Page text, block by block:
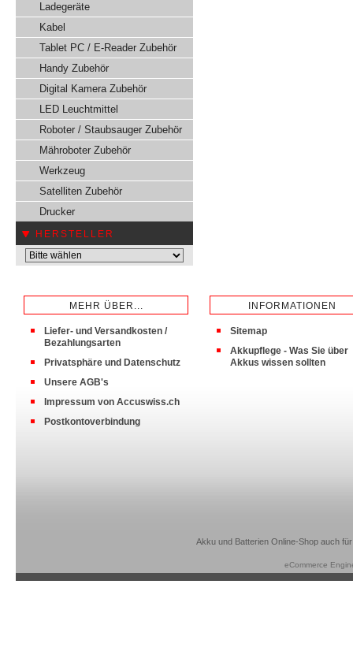
Ladegeräte
Kabel
Tablet PC / E-Reader Zubehör
Handy Zubehör
Digital Kamera Zubehör
LED Leuchtmittel
Roboter / Staubsauger Zubehör
Mähroboter Zubehör
Werkzeug
Satelliten Zubehör
Drucker
HERSTELLER
MEHR ÜBER...
Liefer- und Versandkosten /
Bezahlungsarten
Privatsphäre und Datenschutz
Unsere AGB's
Impressum von Accuswiss.ch
Postkontoverbindung
INFORMATIONEN
Sitemap
Akkupflege - Was Sie über
Akkus wissen sollten
Akku und Batterien Online-Shop auch
eCommerce